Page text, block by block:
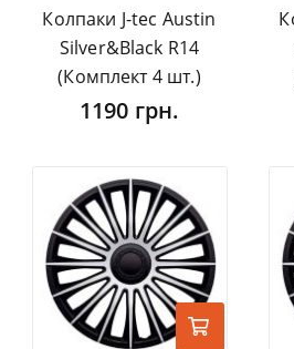
Колпаки J-tec Austin
Silver&Black R14
(Комплект 4 шт.)
1190 грн.